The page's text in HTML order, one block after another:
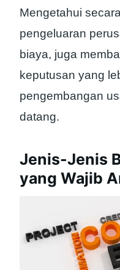
Mengetahui
pengeluaran
biaya, juga
keputusan yang
pengembangan
datang.
Jenis-Jenis
yang Wajib